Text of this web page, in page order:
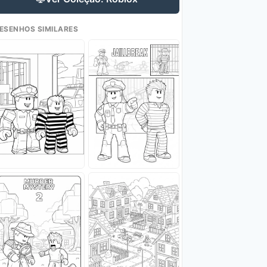
SIMILARES